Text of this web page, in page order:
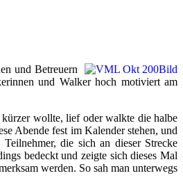
und Betreuern
und Walker hoch motiviert am
wollte, lief oder walkte die halbe
Abende fest im Kalender stehen, und
die sich an dieser Strecke
bedeckt und zeigte sich dieses Mal
werden. So sah man unterwegs